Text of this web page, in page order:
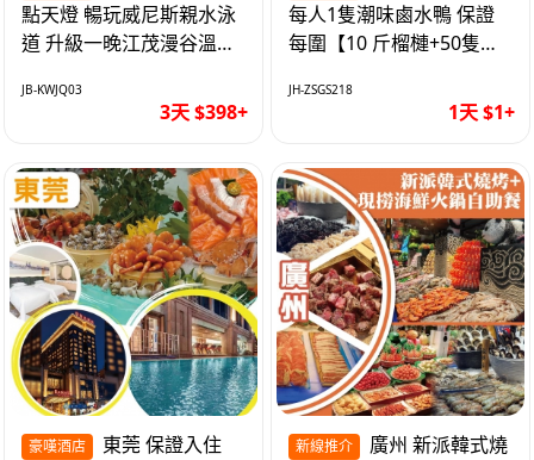
點天燈 暢玩威尼斯親水泳
道 升級一晚江茂漫谷溫泉
純玩3天
JB-KWJQ03
3天 $398+
每人1隻潮味鹵水鴨 保證
每圍【10 斤榴槤+50隻湛
1天
JH-ZSGS218
1天 $1+
豪嘆酒店 新線推介